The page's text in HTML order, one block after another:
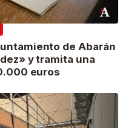
de Abarán
y tramita una
euros